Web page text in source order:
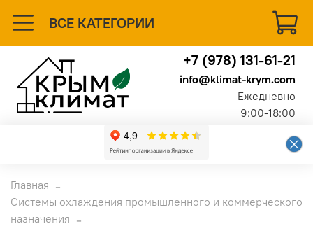
ВСЕ КАТЕГОРИИ
+7 (978) 131-61-21
info@klimat-krym.com
Ежедневно
9:00-18:00
Главная
Системы охлаждения промышленного и коммерческого
назначения